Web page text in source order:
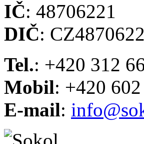
IČ: 48706221
DIČ:
Tel.: +420 312
Mobil: +420
E-mail: